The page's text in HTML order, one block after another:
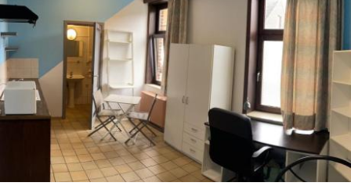
KM 2187
Studio à louer Studio meublé se situant rue du pourcelet 65
possédant un séjour (avec un coin cuisine, un coin bureau et un
coin chambre), sdb + wc (tout privatif) AINSI qu’un beau jardin de
60m2 sans vis-à-vis. Le loyer est de 400 euros charges
communes comprises MAIS compteurs au nom du...